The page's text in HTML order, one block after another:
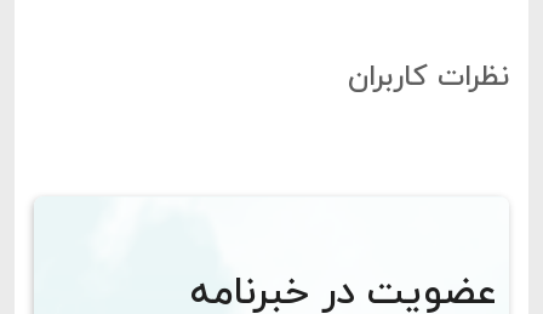
نظرات کاربران
عضویت در خبرنامه